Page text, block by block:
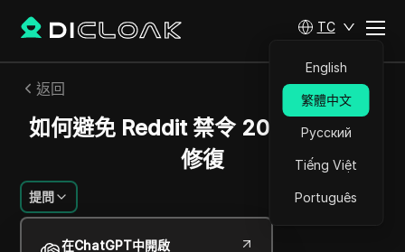
TC
English
繁體中文
Русский
Tiếng Việt
Português
返回
如何避免 Reddit 禁令 2024 | 100%
修復
提問
在ChatGPT中開啟
李明慧